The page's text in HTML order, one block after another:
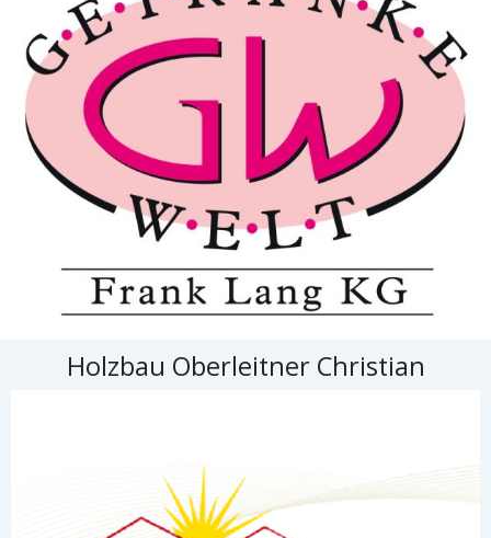
Holzbau Oberleitner Christian